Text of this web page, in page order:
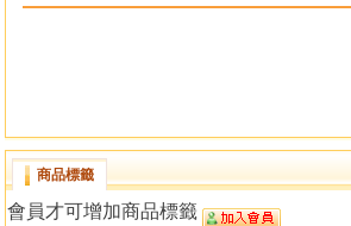
是大乘法門的不共特點。本論從七個要
宣說前行法、正行修持菩提心、惡緣轉
本書特色
《修心七要》對發大乘菩提心的修行
商品標籤
會員才可增加商品標籤